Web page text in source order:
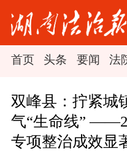
首页 头条 要闻 法
双峰县：拧紧城
气“生命线”
专项整治成效显